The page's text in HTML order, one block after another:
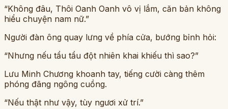
“Không đâu, Thôi Oanh Oanh vô vị lắm, căn bản không
hiểu chuyện nam nữ.”
Người đàn ông quay lưng về phía cửa, bướng bỉnh hỏi:
“Nhưng nếu tẩu tẩu đột nhiên khai khiếu thì sao?”
Lưu Minh Chương khoanh tay, tiếng cười càng thêm
phóng đãng ngông cuồng.
“Nếu thật như vậy, tùy ngươi xử trí.”